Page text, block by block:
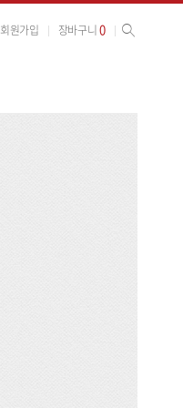
회원가입 장바구니0 사이트 검색